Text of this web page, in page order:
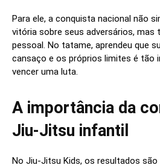
Para ele, a conquista nacional não
vitória sobre seus adversários, mas
pessoal. No tatame, aprendeu que
cansaço e os próprios limites é tão
vencer uma luta.
A importância da
Jiu-Jitsu infantil
No Jiu-Jitsu Kids, os resultados